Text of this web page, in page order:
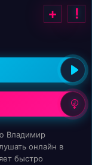
+ !
Владимир
онлайн в
быстро